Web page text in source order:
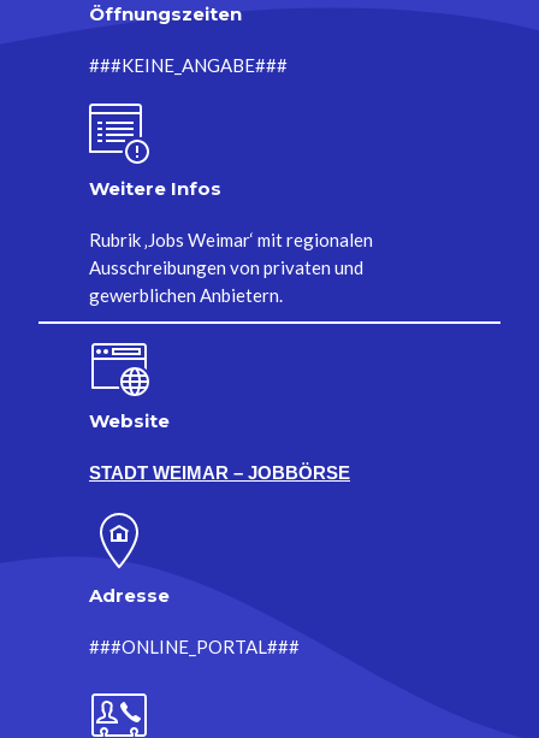
Öffnungszeiten
###KEINE_ANGABE###
Weitere Infos
Rubrik ‚Jobs Weimar‘ mit regionalen
Ausschreibungen von privaten und
gewerblichen Anbietern.
Website
STADT WEIMAR – JOBBÖRSE
Adresse
###ONLINE_PORTAL###